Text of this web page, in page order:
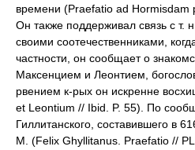
времени (Praefatio ad Hormisdam
Он также поддерживал связь с т.
своими соотечественниками,
частности, он сообщает о
Максенцием и Леонтием,
рвением к-рых он искренне
et Leontium // Ibid. P. 55). По
Гиллитанского, составившего в
М. (Felix Ghyllitanus. Praefatio //